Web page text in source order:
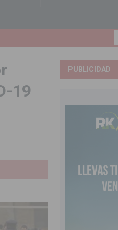
19
PUBLICIDAD